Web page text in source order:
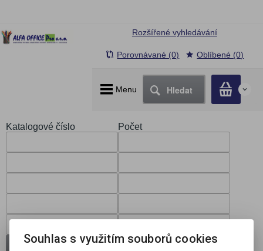
Menu Hledat 0
Rozšířené vyhledávání
Porovnávané (0) Oblíbené (0)
Katalogové číslo Počet
Přidat do košíku
Souhlas s využitím souborů cookies